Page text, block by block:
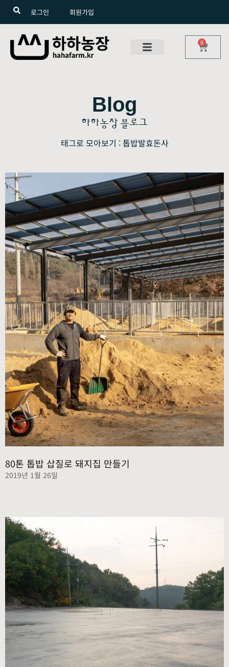
로그인 회원가입
0
Blog
하하농장 블로그
태그로 모아보기 : 톱밥발효돈사
80톤 톱밥 삽질로 돼지집 만들기
2019년 1월 26일